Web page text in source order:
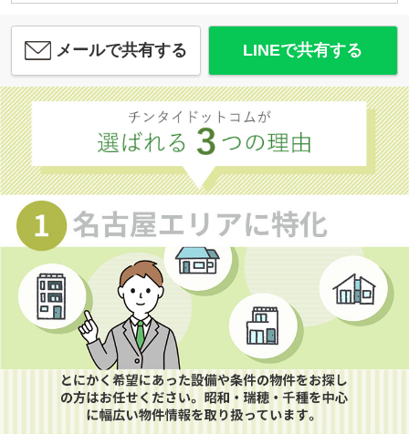
メールで共有する LINEで共有する